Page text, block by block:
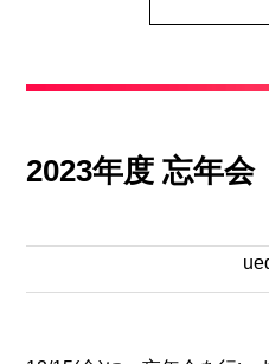
2023年度 忘年会